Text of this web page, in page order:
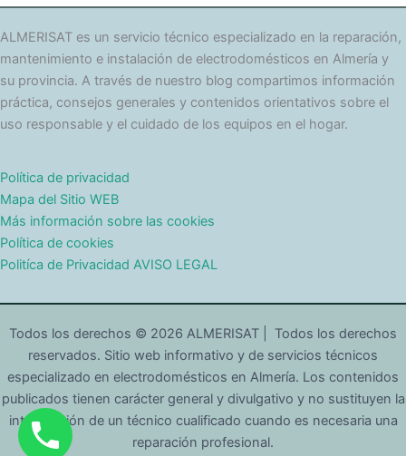
o
r
a
s
ALMERISAT es un servicio técnico especializado en la reparación,
mantenimiento e instalación de electrodomésticos en Almería y
su provincia. A través de nuestro blog compartimos información
práctica, consejos generales y contenidos orientativos sobre el
uso responsable y el cuidado de los equipos en el hogar.
Política de privacidad
Mapa del Sitio WEB
Más información sobre las cookies
Política de cookies
Politíca de Privacidad AVISO LEGAL
Todos los derechos © 2026 ALMERISAT | Todos los derechos
reservados. Sitio web informativo y de servicios técnicos
especializado en electrodomésticos en Almería. Los contenidos
publicados tienen carácter general y divulgativo y no sustituyen la
intervención de un técnico cualificado cuando es necesaria una
reparación profesional.